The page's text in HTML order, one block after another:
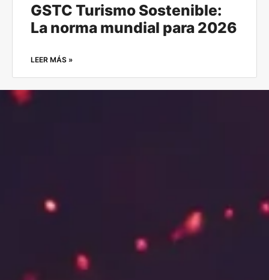
GSTC Turismo Sostenible:
La norma mundial para 2026
LEER MÁS »